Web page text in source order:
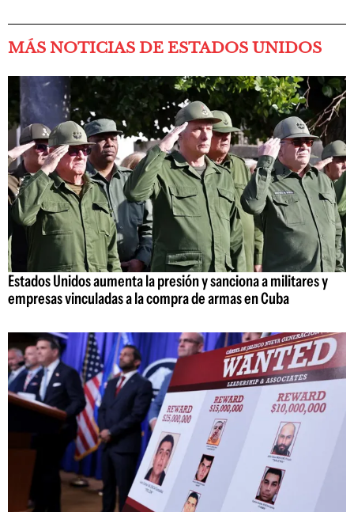
MÁS NOTICIAS DE ESTADOS UNIDOS
Estados Unidos aumenta la presión y sanciona a militares y
empresas vinculadas a la compra de armas en Cuba